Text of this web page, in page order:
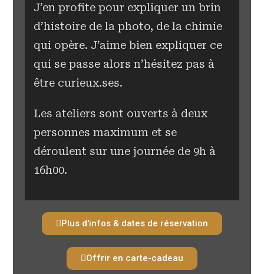
J’en profite pour expliquer un brin
d’histoire de la photo, de la chimie
qui opère. J’aime bien expliquer ce
qui se passe alors n’hésitez pas à
être curieux.ses.
Les ateliers sont ouverts à deux
personnes maximum et se
déroulent sur une journée de 9h à
16h00.
Plus d'infos & dates de réservation
Offrir en carte-cadeau